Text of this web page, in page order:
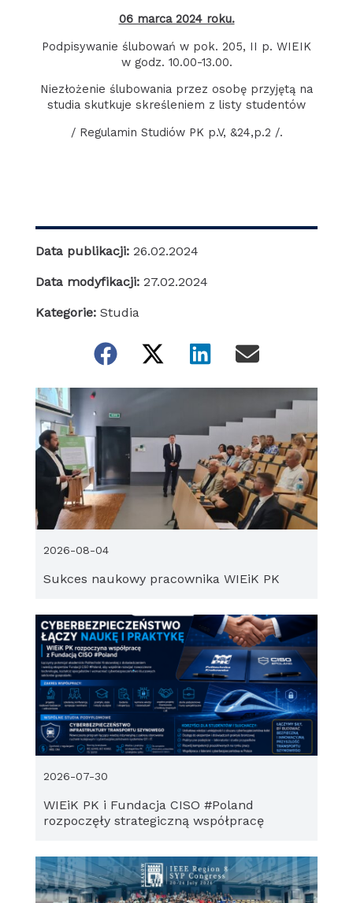
06 marca 2024 roku.
Podpisywanie ślubowań w pok. 205, II p. WIEIK
w godz. 10.00-13.00.
Niezłożenie ślubowania przez osobę przyjętą na
studia skutkuje skreśleniem z listy studentów
/ Regulamin Studiów PK p.V, &24,p.2 /.
Data publikacji: 26.02.2024
Data modyfikacji: 27.02.2024
Kategorie: Studia
Sukces naukowy pracownika WIEiK PK
2026-08-04
WIEiK PK i Fundacja CISO #Poland
rozpoczęły strategiczną współpracę
2026-07-30